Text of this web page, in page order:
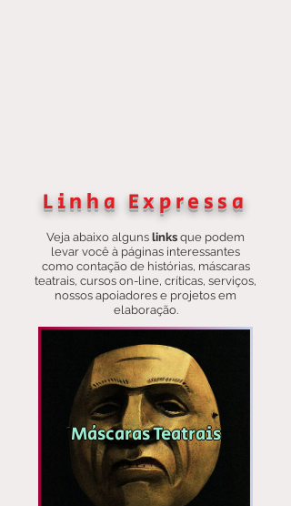
Linha Expressa
Veja abaixo alguns links que podem
levar você à páginas interessantes
como contação de histórias, máscaras
teatrais, cursos on-line, críticas, serviços,
nossos apoiadores e projetos em
elaboração.
Máscaras Teatrais